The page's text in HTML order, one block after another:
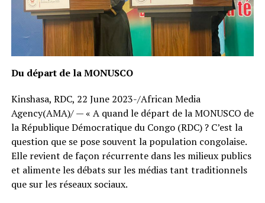
Du départ de la MONUSCO
Kinshasa, RDC, 22 June 2023-/African Media
Agency(AMA)/ — « A quand le départ de la MONUSCO de
la République Démocratique du Congo (RDC) ? C’est la
question que se pose souvent la population congolaise.
Elle revient de façon récurrente dans les milieux publics
et alimente les débats sur les médias tant traditionnels
que sur les réseaux sociaux.